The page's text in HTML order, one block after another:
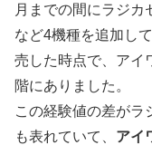
月までの間にラジカ
など4機種を追加し
売した時点で、アイ
階にありました。
この経験値の差がラ
も表れていて、 アイ